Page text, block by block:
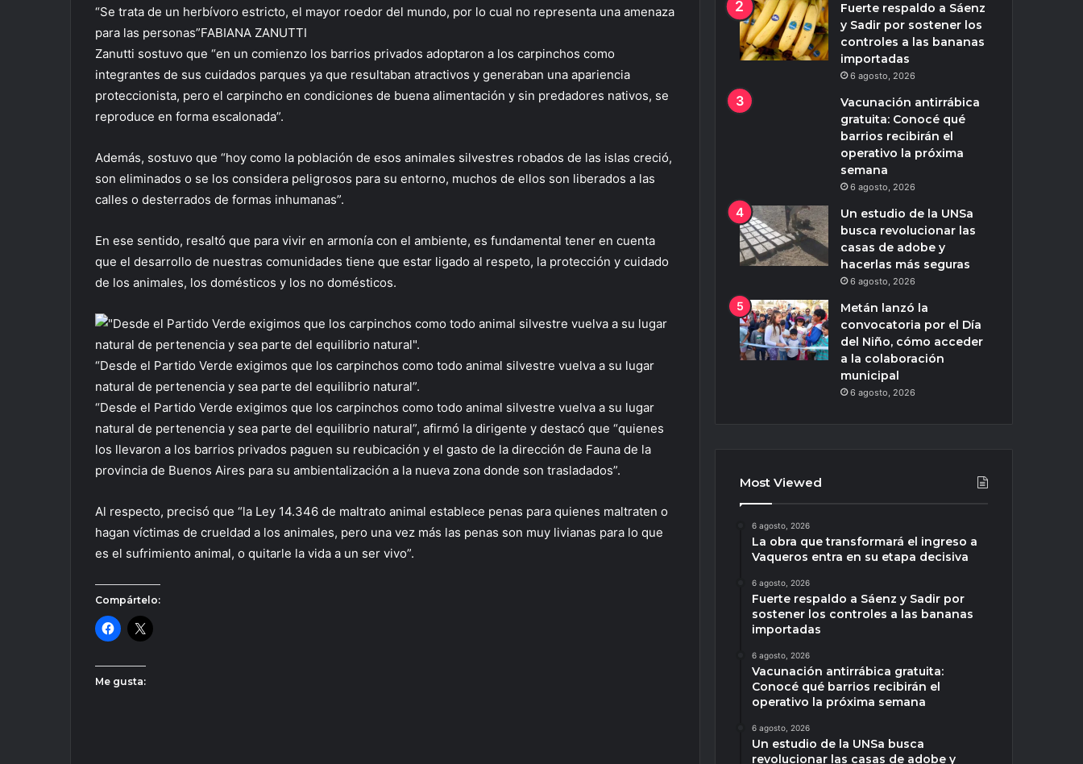
“Se trata de un herbívoro estricto, el mayor roedor del mundo, por lo cual no representa una amenaza
para las personas”FABIANA ZANUTTI
Zanutti sostuvo que “en un comienzo los barrios privados adoptaron a los carpinchos como
integrantes de sus cuidados parques ya que resultaban atractivos y generaban una apariencia
proteccionista, pero el carpincho en condiciones de buena alimentación y sin predadores nativos, se
reproduce en forma escalonada”.
Además, sostuvo que “hoy como la población de esos animales silvestres robados de las islas creció,
son eliminados o se los considera peligrosos para su entorno, muchos de ellos son liberados a las
calles o desterrados de formas inhumanas”.
En ese sentido, resaltó que para vivir en armonía con el ambiente, es fundamental tener en cuenta
que el desarrollo de nuestras comunidades tiene que estar ligado al respeto, la protección y cuidado
de los animales, los domésticos y los no domésticos.
“Desde el Partido Verde exigimos que los carpinchos como todo animal silvestre vuelva a su lugar
natural de pertenencia y sea parte del equilibrio natural”.
“Desde el Partido Verde exigimos que los carpinchos como todo animal silvestre vuelva a su lugar
natural de pertenencia y sea parte del equilibrio natural”, afirmó la dirigente y destacó que “quienes
los llevaron a los barrios privados paguen su reubicación y el gasto de la dirección de Fauna de la
provincia de Buenos Aires para su ambientalización a la nueva zona donde son trasladados”.
Al respecto, precisó que “la Ley 14.346 de maltrato animal establece penas para quienes maltraten o
hagan víctimas de crueldad a los animales, pero una vez más las penas son muy livianas para lo que
es el sufrimiento animal, o quitarle la vida a un ser vivo”.
Compártelo:
Me gusta:
Fuerte respaldo a Sáenz
y Sadir por sostener los
controles a las bananas
importadas
6 agosto, 2026
Vacunación antirrábica
gratuita: Conocé qué
barrios recibirán el
operativo la próxima
semana
6 agosto, 2026
Un estudio de la UNSa
busca revolucionar las
casas de adobe y
hacerlas más seguras
6 agosto, 2026
Metán lanzó la
convocatoria por el Día
del Niño, cómo acceder
a la colaboración
municipal
6 agosto, 2026
Most Viewed
6 agosto, 2026
La obra que transformará el ingreso a
Vaqueros entra en su etapa decisiva
6 agosto, 2026
Fuerte respaldo a Sáenz y Sadir por
sostener los controles a las bananas
importadas
6 agosto, 2026
Vacunación antirrábica gratuita:
Conocé qué barrios recibirán el
operativo la próxima semana
6 agosto, 2026
Un estudio de la UNSa busca
revolucionar las casas de adobe y